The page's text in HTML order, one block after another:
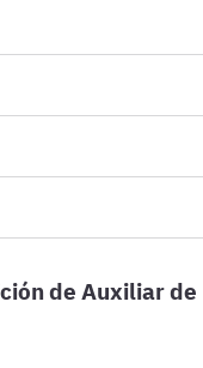
de Auxiliar de